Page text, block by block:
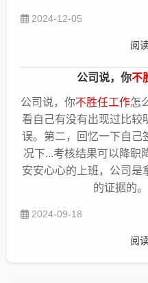
2024-12-05
阅
公司说，你不
公司说，你不胜任工作怎
看自己有没有出现过比较
误。第二，回忆一下自己
况下...考核结果可以降职
安安心心的上班，公司是
的证据的
2024-09-18
阅